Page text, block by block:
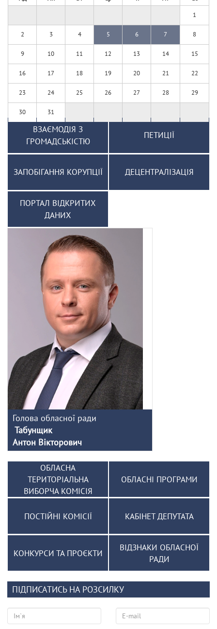
1
2 3 4 5 6 7 8
9 10 11 12 13 14 15
16 17 18 19 20 21 22
23 24 25 26 27 28 29
30 31
ВЗАЄМОДІЯ З
ГРОМАДСЬКІСТЮ
ПЕТИЦІЇ
ЗАПОБІГАННЯ КОРУПЦІЇ ДЕЦЕНТРАЛІЗАЦІЯ
ПОРТАЛ ВІДКРИТИХ
ДАНИХ
Голова обласної ради
Табунщик
Антон Вікторович
ОБЛАСНА
ТЕРИТОРІАЛЬНА
ВИБОРЧА КОМІСІЯ
ОБЛАСНІ ПРОГРАМИ
ПОСТІЙНІ КОМІСІЇ КАБІНЕТ ДЕПУТАТА
КОНКУРСИ ТА ПРОЄКТИ
ВІДЗНАКИ ОБЛАСНОЇ
РАДИ
ПІДПИСАТИСЬ НА РОЗСИЛКУ